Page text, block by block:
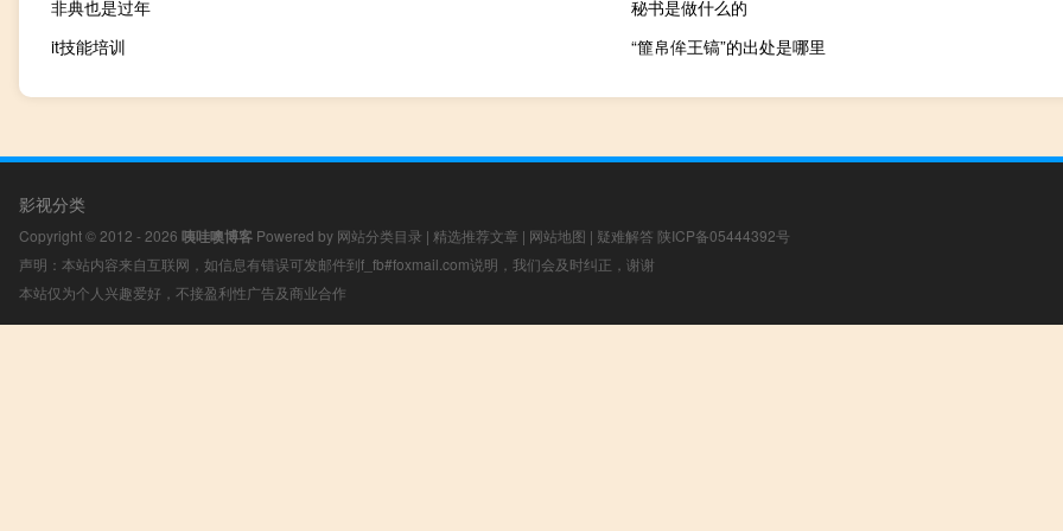
非典也是过年
秘书是做什么的
it技能培训
“篚帛侔王镐”的出处是哪里
影视分类
Copyright © 2012 - 2026 咦哇噢博客 Powered by 网站分类目录 | 精选推荐文章 | 网站地图 | 疑难解答 陕ICP备05444392号
声明：本站内容来自互联网，如信息有错误可发邮件到f_fb#foxmail.com说明，我们会及时纠正，谢谢
本站仅为个人兴趣爱好，不接盈利性广告及商业合作